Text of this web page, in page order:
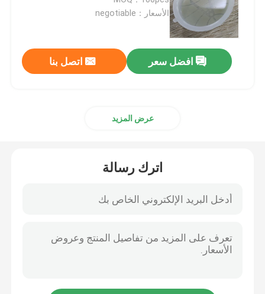
أجزاء الأجهزة الدقيقة
أجزاء الصب يموت
أجزاء حقن صب البلاستيك الطبية
الأسعار：negotiable
افضل سعر اتصل بنا
عرض المزيد
اترك رسالة